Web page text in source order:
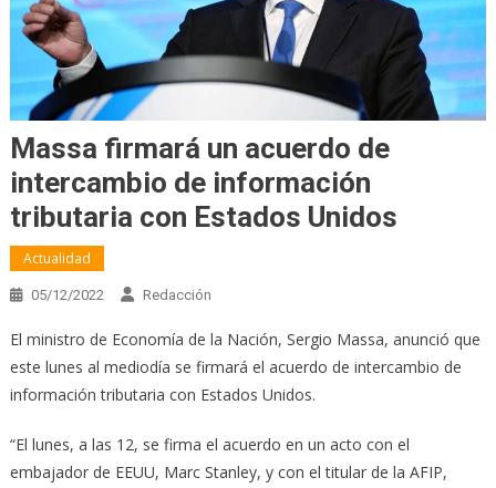
Massa firmará un acuerdo de
intercambio de información
tributaria con Estados Unidos
Actualidad
05/12/2022 Redacción
El ministro de Economía de la Nación, Sergio Massa, anunció que
este lunes al mediodía se firmará el acuerdo de intercambio de
información tributaria con Estados Unidos.
“El lunes, a las 12, se firma el acuerdo en un acto con el
embajador de EEUU, Marc Stanley, y con el titular de la AFIP,